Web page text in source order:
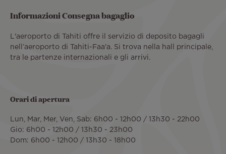
Informazioni Consegna bagaglio
L'aeroporto di Tahiti offre il servizio di deposito bagagli
nell’aeroporto di Tahiti-Faa'a. Si trova nella hall principale,
tra le partenze internazionali e gli arrivi.
Orari di apertura
Lun, Mar, Mer, Ven, Sab: 6h00 - 12h00 / 13h30 - 22h00
Gio: 6h00 - 12h00 / 13h30 - 23h00
Dom: 6h00 - 12h00 / 13h30 - 18h00